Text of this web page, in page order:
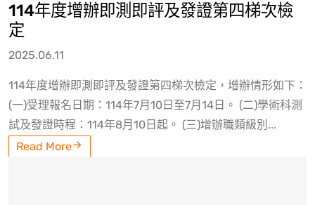
114年度增辦即測即評及發證第四梯次檢
定
2025.06.11
114年度增辦即測即評及發證第四梯次檢定，增辦情形如下：
(一)受理報名日期：114年7月10日至7月14日。 (二)學術科測
試及發證時程：114年8月10日起。 (三)增辦職類級別...
Read More